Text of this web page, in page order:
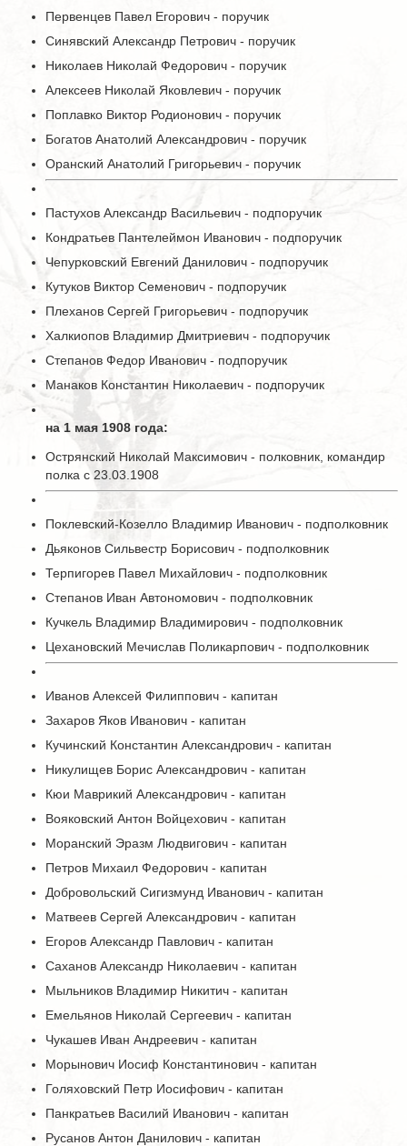
Первенцев Павел Егорович - поручик
Синявский Александр Петрович - поручик
Николаев Николай Федорович - поручик
Алексеев Николай Яковлевич - поручик
Поплавко Виктор Родионович - поручик
Богатов Анатолий Александрович - поручик
Оранский Анатолий Григорьевич - поручик
Пастухов Александр Васильевич - подпоручик
Кондратьев Пантелеймон Иванович - подпоручик
Чепурковский Евгений Данилович - подпоручик
Кутуков Виктор Семенович - подпоручик
Плеханов Сергей Григорьевич - подпоручик
Халкиопов Владимир Дмитриевич - подпоручик
Степанов Федор Иванович - подпоручик
Манаков Константин Николаевич - подпоручик
на 1 мая 1908 года:
Острянский Николай Максимович - полковник, командир
полка с 23.03.1908
Поклевский-Козелло Владимир Иванович - подполковник
Дьяконов Сильвестр Борисович - подполковник
Терпигорев Павел Михайлович - подполковник
Степанов Иван Автономович - подполковник
Кучкель Владимир Владимирович - подполковник
Цехановский Мечислав Поликарпович - подполковник
Иванов Алексей Филиппович - капитан
Захаров Яков Иванович - капитан
Кучинский Константин Александрович - капитан
Никулищев Борис Александрович - капитан
Кюи Маврикий Александрович - капитан
Вояковский Антон Войцехович - капитан
Моранский Эразм Людвигович - капитан
Петров Михаил Федорович - капитан
Добровольский Сигизмунд Иванович - капитан
Матвеев Сергей Александрович - капитан
Егоров Александр Павлович - капитан
Саханов Александр Николаевич - капитан
Мыльников Владимир Никитич - капитан
Емельянов Николай Сергеевич - капитан
Чукашев Иван Андреевич - капитан
Морынович Иосиф Константинович - капитан
Голяховский Петр Иосифович - капитан
Панкратьев Василий Иванович - капитан
Русанов Антон Данилович - капитан